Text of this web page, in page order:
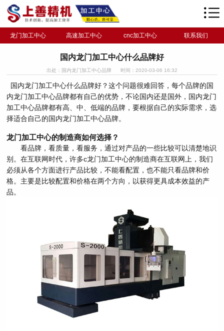
龙门加工中心 高速加工中心 cnc加工中心 联系我们
国内龙门加工中心什么品牌好
出处：国内龙门加工中心品牌 时间：2020-03-06 16:32
国内龙门加工中心什么品牌好？这个问题很难回答，每个品牌的国
内龙门加工中心品牌都有自己的优势，不论国内还是国外，国内龙门
加工中心品牌都有高、中、低端的品牌，要根据自己的实际需求，选
择适合自己的国内龙门加工中心品牌。
龙门加工中心的制造商如何选择？
看品牌，看质量，看服务，通过对产品的一些比较可以清楚地识
别。在互联网时代，许多c龙门加工中心的制造商在互联网上，我们
必须从各个方面进行产品比较，不能看配置，也不能只看品牌和价
格。主要是比较配置和价格在两个方向，以获得更具成本效益的产
品。